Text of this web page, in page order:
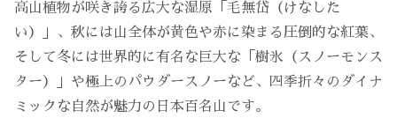
高山植物が咲き誇る広大な湿原「毛無岱（けなした
い）」、秋には山全体が黄色や赤に染まる圧倒的な紅葉、
そして冬には世界的に有名な巨大な「樹氷（スノーモンス
ター）」や極上のパウダースノーなど、四季折々のダイナ
ミックな自然が魅力の日本百名山です。